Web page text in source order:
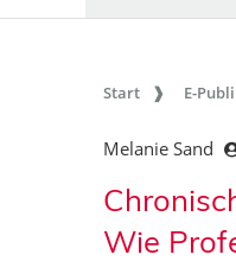
Start E-
Melanie Sand
Wie